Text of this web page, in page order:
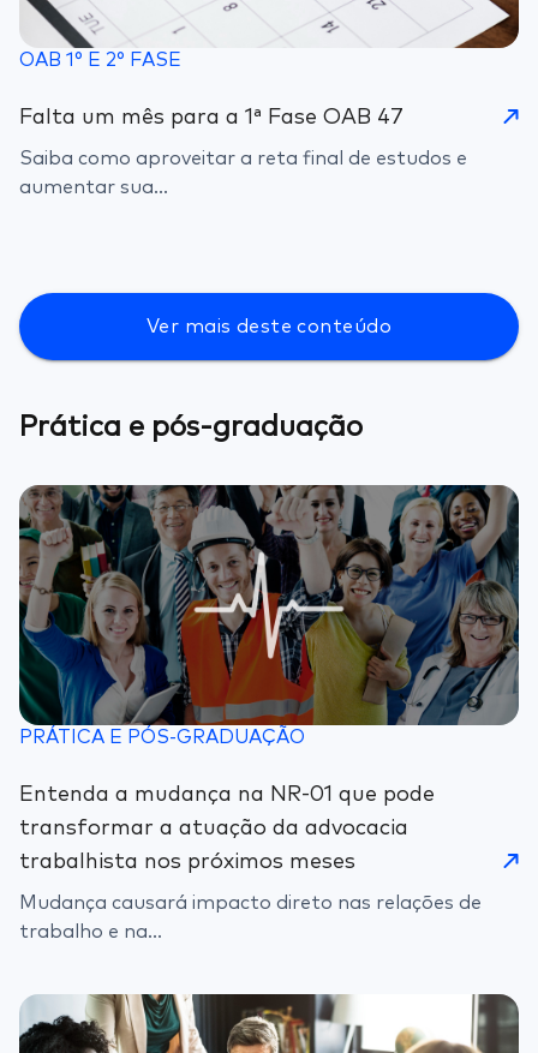
OAB 1° E 2° FASE
Falta um mês para a 1ª Fase OAB 47
Saiba como aproveitar a reta final de estudos e
aumentar sua...
Ver mais deste conteúdo
Prática e pós-graduação
PRÁTICA E PÓS-GRADUAÇÃO
Entenda a mudança na NR-01 que pode
transformar a atuação da advocacia
trabalhista nos próximos meses
Mudança causará impacto direto nas relações de
trabalho e na...